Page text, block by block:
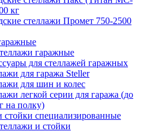
кг
стеллажи Промет 750-2500
гаражные
для стеллажей гаражных
для гаража Steller
для шин и колес
легкой серии для гаража (до
на полку)
стойки специализированные
и стойки